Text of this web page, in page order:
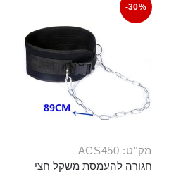
-30%
מק"ט: ACS450
חגורה להעמסת משקל חצי